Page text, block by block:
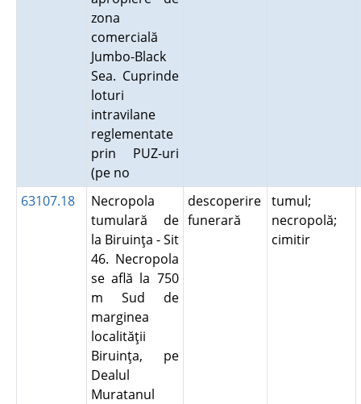
zona
comercială
Jumbo-Black
Sea. Cuprinde
loturi
intravilane
reglementate
prin PUZ-uri
(pe no
63107.18
Necropola
tumulară de
la Biruinţa - Sit
46. Necropola
se află la 750
m Sud de
marginea
localităţii
Biruinţa, pe
Dealul
Muratanul
descoperire
funerară
tumul;
necropolă;
cimitir